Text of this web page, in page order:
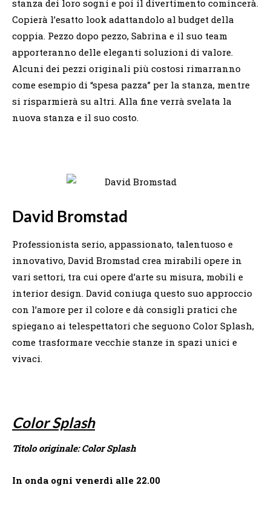
stanza dei loro sogni e poi il divertimento comincerà.
Copierà l’esatto look adattandolo al budget della
coppia. Pezzo dopo pezzo, Sabrina e il suo team
apporteranno delle eleganti soluzioni di valore.
Alcuni dei pezzi originali più costosi rimarranno
come esempio di “spesa pazza” per la stanza, mentre
si risparmierà su altri. Alla fine verrà svelata la
nuova stanza e il suo costo.
David Bromstad
Professionista serio, appassionato, talentuoso e
innovativo, David Bromstad crea mirabili opere in
vari settori, tra cui opere d’arte su misura, mobili e
interior design. David coniuga questo suo approccio
con l’amore per il colore e dà consigli pratici che
spiegano ai telespettatori che seguono Color Splash,
come trasformare vecchie stanze in spazi unici e
vivaci.
Color Splash
Titolo originale: Color Splash
In onda ogni venerdì alle 22.00